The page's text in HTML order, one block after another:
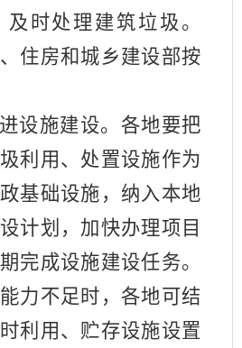
时处理建筑垃圾。
住房和城乡建设部按
进设施建设。各地要把
利用、处置设施作为
基础设施，纳入本地
计划，加快办理项目
完成设施建设任务。
力不足时，各地可结
利用、贮存设施设置